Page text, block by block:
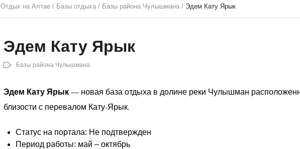
Отдых на Алтае/ Базы отдыха/ Базы района Чулышмана/ Эдем Кату Ярык
Эдем Кату Ярык
Базы района Чулышмана
Эдем Кату Ярык— новая база отдыха в долине реки Чулышман
близости с перевалом Кату-Ярык.
Статус на портала: Не подтвержден
Период работы: май – октябрь